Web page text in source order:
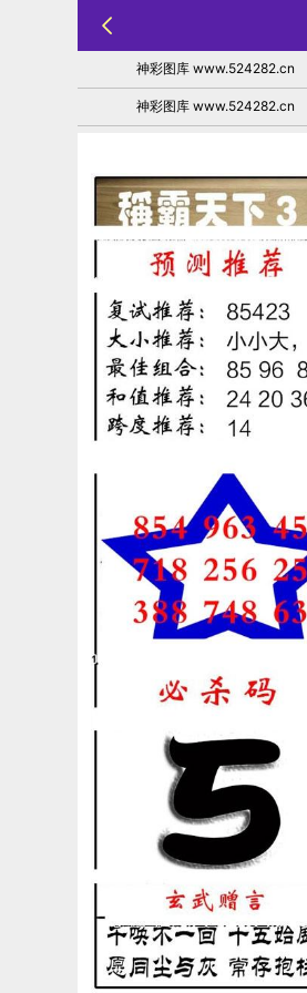
神彩图库 www.524282.cn
神彩图库 www.524282.cn